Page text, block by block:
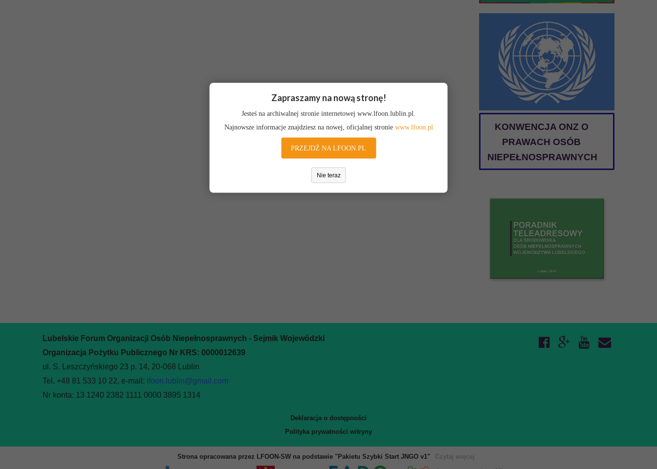
KONWENCJA ONZ O
PRAWACH OSÓB
NIEPEŁNOSPRAWNYCH
Lubelskie Forum Organizacji Osób Niepełnosprawnych - Sejmik Wojewódzki
Organizacja Pożytku Publicznego Nr KRS: 0000012639
ul. S. Leszczyńskiego 23 p. 14, 20-068 Lublin
Tel. +48 81 533 10 22, e-mail: lfoon.lublin@gmail.com
Nr konta: 13 1240 2382 1111 0000 3895 1314
Deklaracja o dostępności
Polityka prywatności witryny
Strona opracowana przez LFOON-SW na podstawie "Pakietu Szybki Start JNGO v1" Czytaj więcej
Zapraszamy na nową stronę!
Jesteś na archiwalnej stronie internetowej www.lfoon.lublin.pl.
Najnowsze informacje znajdziesz na nowej, oficjalnej stronie www.lfoon.pl
PRZEJDŹ NA LFOON.PL
Nie teraz